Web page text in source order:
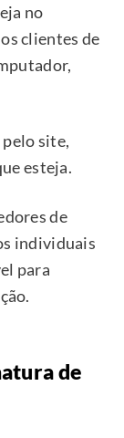
no
clientes de
pelo site,
esteja.
de
individuais
para
de